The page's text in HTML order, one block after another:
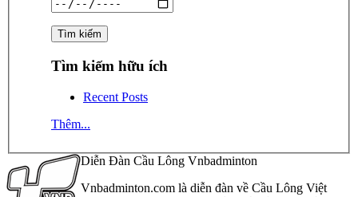
Tìm kiếm hữu ích
Recent Posts
Thêm...
Diễn Đàn Cầu Lông Vnbadminton
Vnbadminton.com là diễn đàn về Cầu Lông Việt